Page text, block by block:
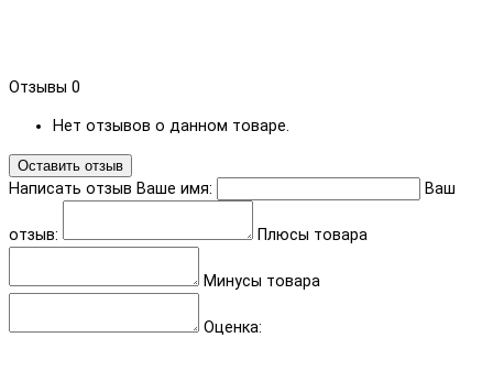
Отзывы 0
Нет отзывов о данном товаре.
Оставить отзыв
Написать отзыв Ваше имя: Ваш
отзыв: Плюсы товара
Минусы товара
Оценка: